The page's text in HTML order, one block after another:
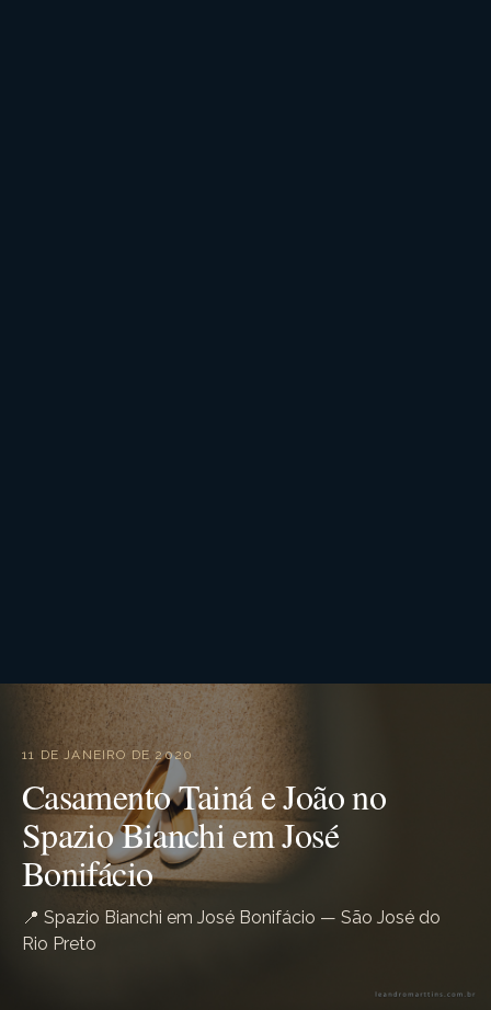
11 DE JANEIRO DE 2020
Casamento Tainá e João no
Spazio Bianchi em José
Bonifácio
📍 Spazio Bianchi em José Bonifácio — São José do
Rio Preto